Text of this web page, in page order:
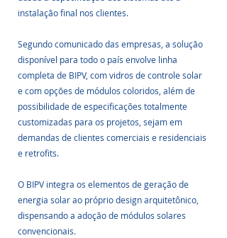
instalação final nos clientes.
Segundo comunicado das empresas, a solução
disponível para todo o país envolve linha
completa de BIPV, com vidros de controle solar
e com opções de módulos coloridos, além de
possibilidade de especificações totalmente
customizadas para os projetos, sejam em
demandas de clientes comerciais e residenciais
e retrofits.
O BIPV integra os elementos de geração de
energia solar ao próprio design arquitetônico,
dispensando a adoção de módulos solares
convencionais.